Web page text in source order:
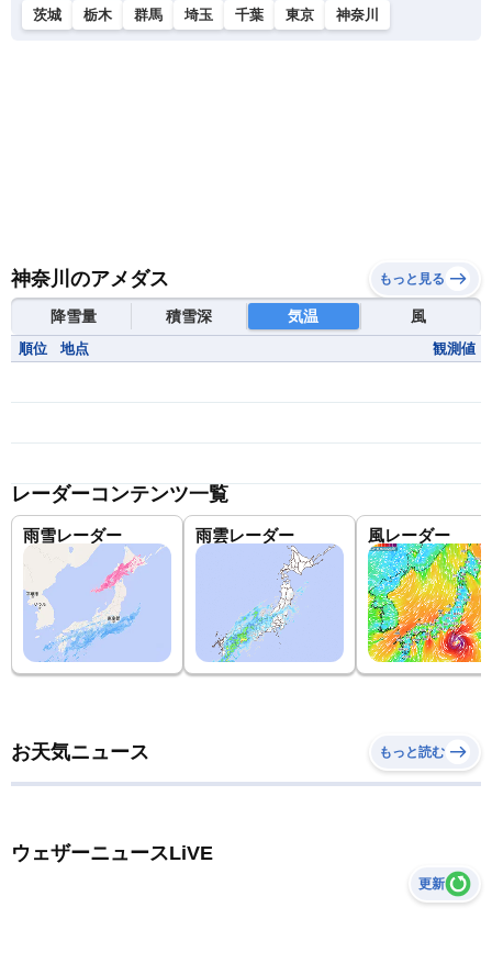
茨城 栃木 群馬 埼玉 千葉 東京 神奈川
神奈川のアメダス もっと見る
降雪量 積雪深 気温 風
順位 地点 観測値
レーダーコンテンツ一覧
雨雪レーダー 雨雲レーダー 風レーダー
お天気ニュース もっと読む
ウェザーニュースLiVE
更新